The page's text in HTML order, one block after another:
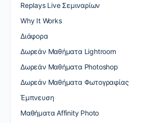
Replays Live Σεμιναρίων
Why It Works
Διάφορα
Δωρεάν Μαθήματα Lightroom
Δωρεάν Μαθήματα Photoshop
Δωρεάν Μαθήματα Φωτογραφίας
Έμπνευση
Μαθήματα Affinity Photo